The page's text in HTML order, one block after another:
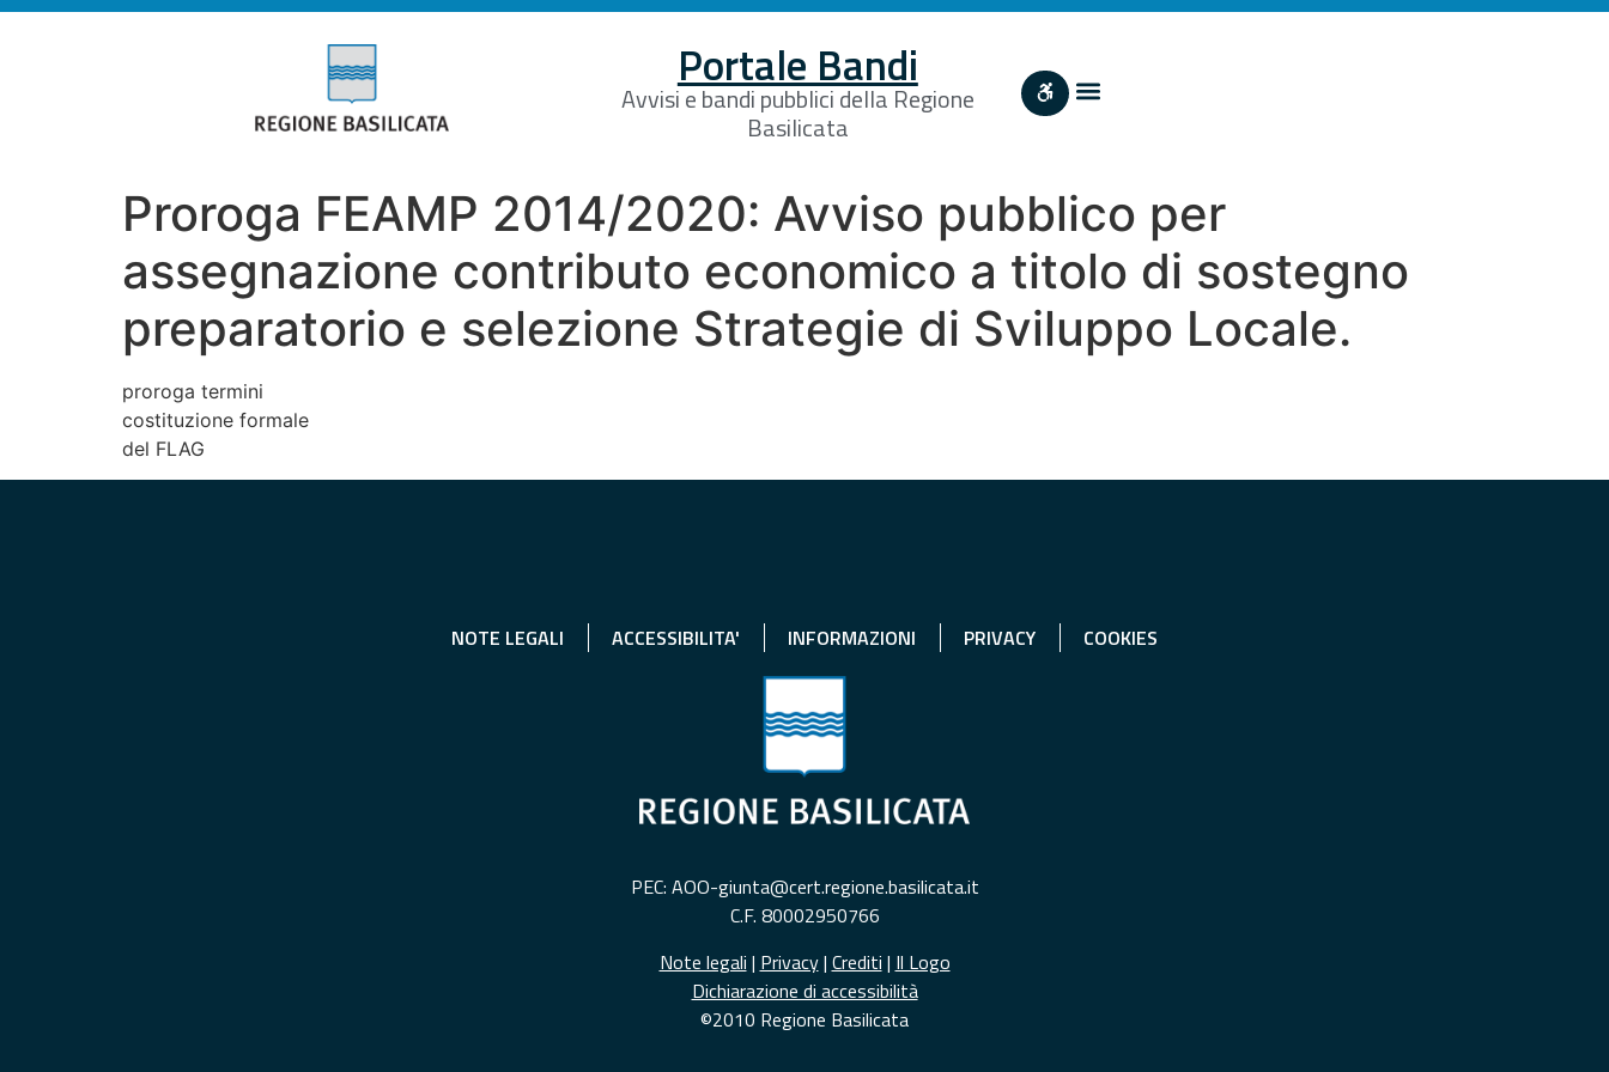
Portale Bandi
Avvisi e bandi pubblici della Regione
Basilicata
Proroga FEAMP 2014/2020: Avviso pubblico per
assegnazione contributo economico a titolo di sostegno
preparatorio e selezione Strategie di Sviluppo Locale.
proroga termini
costituzione formale
del FLAG
NOTE LEGALI ACCESSIBILITA' INFORMAZIONI PRIVACY COOKIES
PEC: AOO-giunta@cert.regione.basilicata.it
C.F. 80002950766
Note legali | Privacy| Crediti | Il Logo
Dichiarazione di accessibilità
©2010 Regione Basilicata